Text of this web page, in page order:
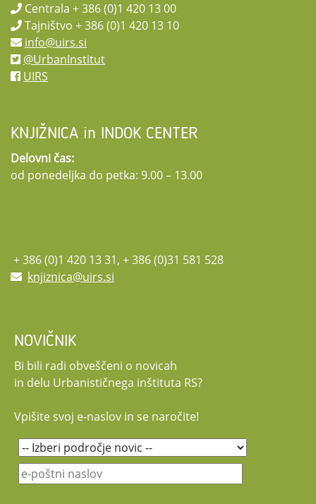
Centrala + 386 (0)1 420 13 00
Tajništvo + 386 (0)1 420 13 10
info@uirs.si
@UrbanInstitut
UIRS
KNJIŽNICA in INDOK CENTER
Delovni čas:
od ponedeljka do petka: 9.00 – 13.00
+ 386 (0)1 420 13 31, + 386 (0)31 581 528
knjiznica@uirs.si
NOVIČNIK
Bi bili radi obveščeni o novicah
in delu Urbanističnega inštituta RS?
Vpišite svoj e-naslov in se naročite!